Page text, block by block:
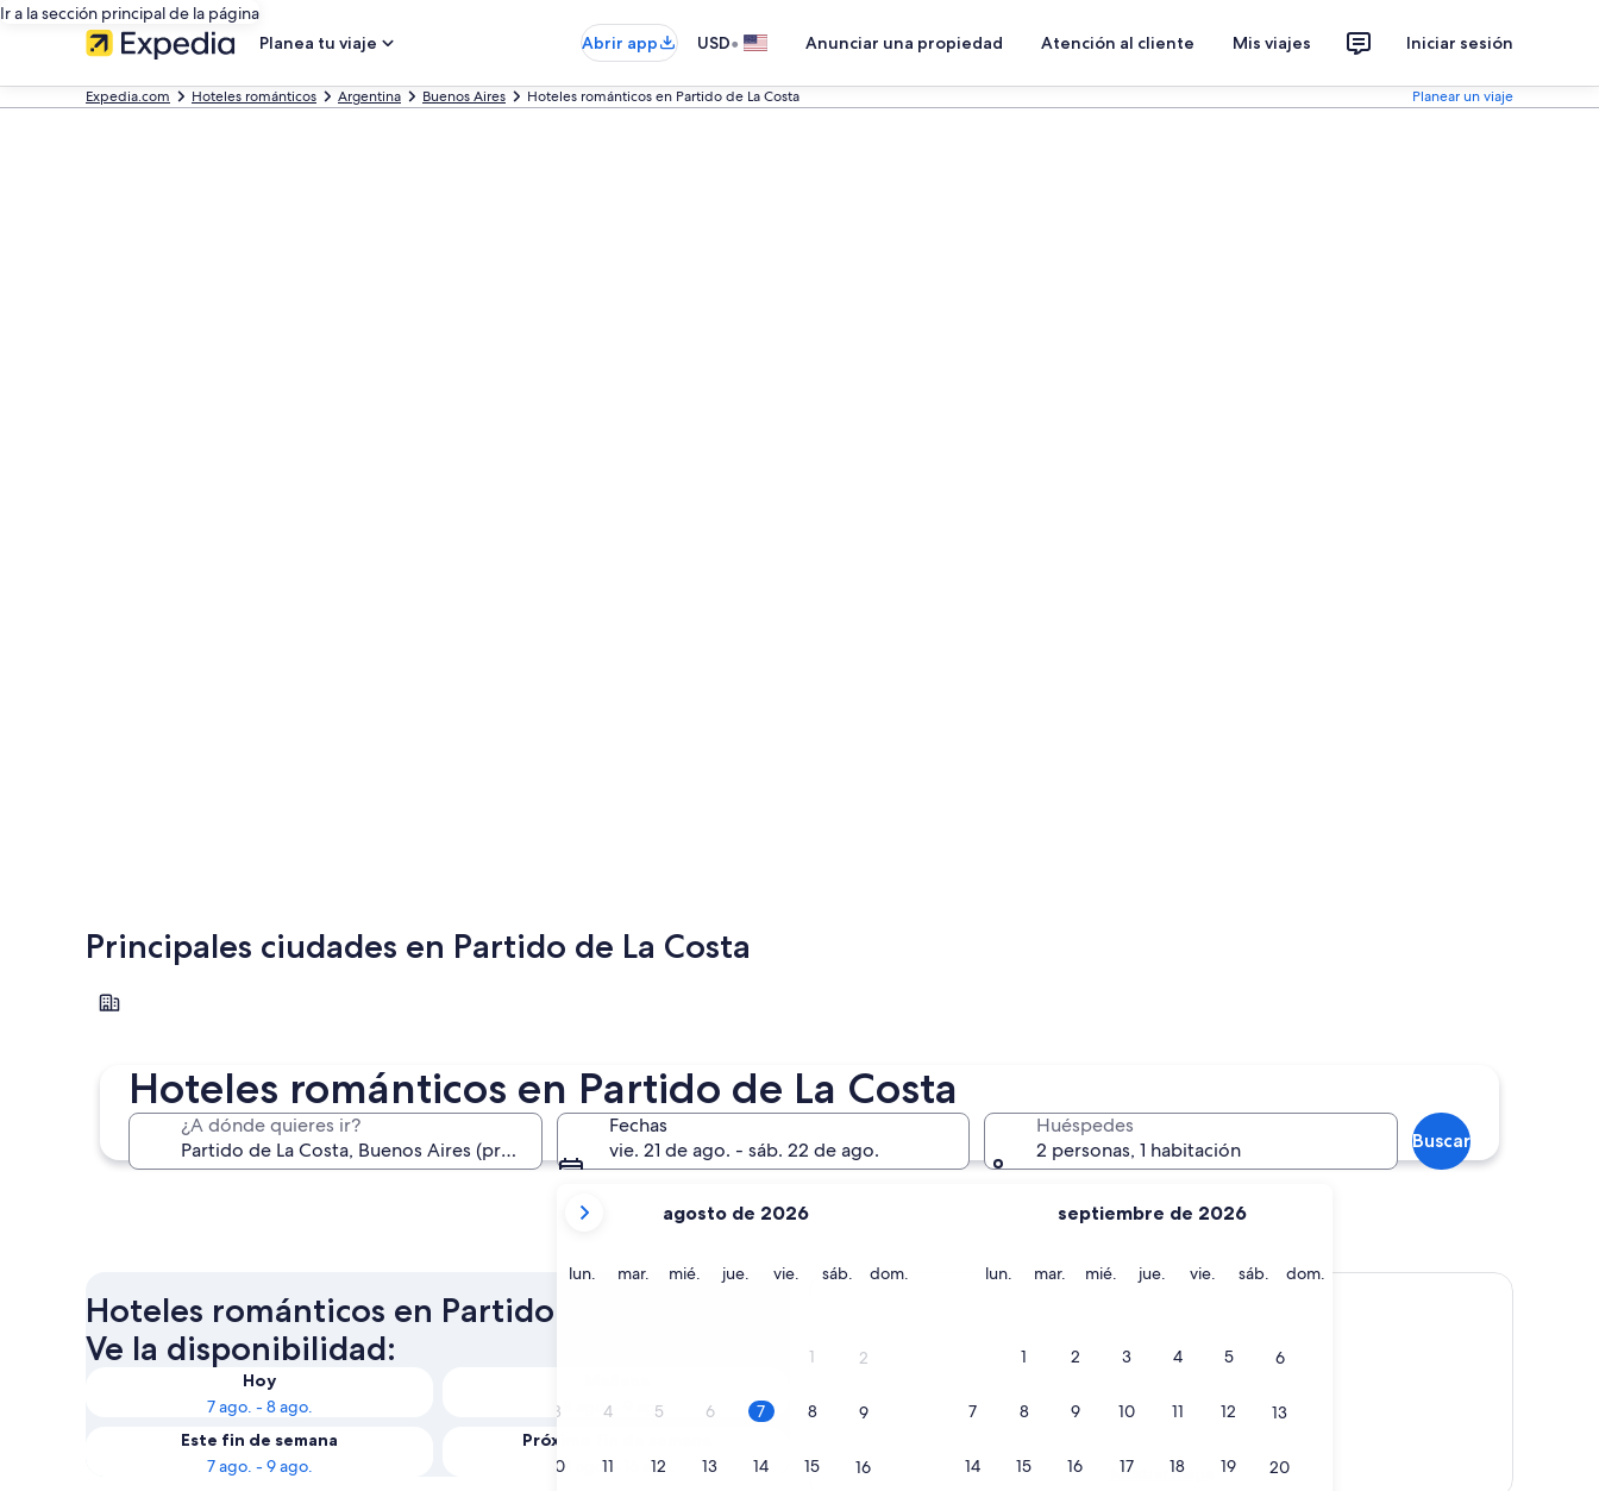
Ir a la sección principal de la página
Planea tu viaje
Abrir app USD• Anunciar una propiedad Atención al cliente Mis viajes Iniciar sesión
Expedia.com Hoteles románticos Argentina Buenos Aires Hoteles románticos en Partido de La Costa Planear un viaje
Hoteles románticos en Partido de La Costa
¿A dónde quieres ir?
Fechas
vie. 21 de ago. - sáb. 22 de ago.
meses
son
agosto de 2026
lun. lunesmar. martes
mié. miércoles
jue. jueves
vie. viernes
sáb. sábado
dom.
1 2
3 4 5 6 7 8 9
10 11 12 13 14 15 16
septiembre de 2026
lun. lunesmar. martes
mié. miércoles
jue. jueves
vie. viernes
sáb. sábado
dom. domingo
1 2 3 4 5 6
7 8 9 10 11 12 13
14 15 16 17 18 19 20
Huéspedes
2 personas, 1 habitación
Buscar
Principales ciudades en Partido de La Costa
San Bernardo del Tuyú
Hoteles románticos en Partido de La Costa.
Ve la disponibilidad:
Hoy
7 ago. - 8 ago.
8 ago. - 9 ago.
Este fin de semana
7 ago. - 9 ago.
Próximo fin de semana
14 ago. - 16 ago.
Mostrar mapa